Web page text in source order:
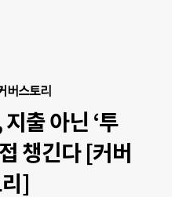
버스토리
출 아닌 ‘투
챙긴다 [커버
]